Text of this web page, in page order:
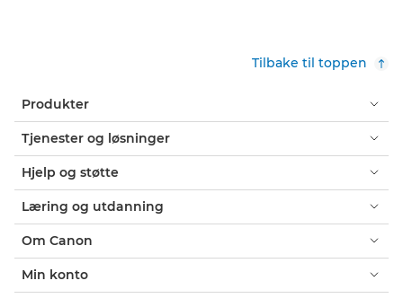
Tilbake til toppen
Produkter
Tjenester og løsninger
Hjelp og støtte
Læring og utdanning
Om Canon
Min konto